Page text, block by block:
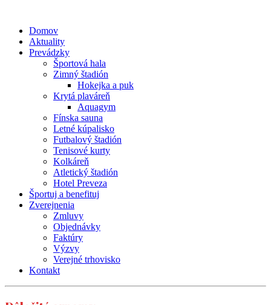
Domov
Aktuality
Prevádzky
Športová hala
Zimný štadión
Hokejka a puk
Krytá plaváreň
Aquagym
Fínska sauna
Letné kúpalisko
Futbalový štadión
Tenisové kurty
Kolkáreň
Atletický štadión
Hotel Preveza
Športuj a benefituj
Zverejnenia
Zmluvy
Objednávky
Faktúry
Výzvy
Verejné trhovisko
Kontakt